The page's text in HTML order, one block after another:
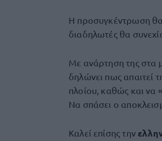
Η προσυγκέντρωση θα
διαδηλωτές θα
Με ανάρτηση της στα
δηλώνει πως απαιτεί
πλοίου, καθώς και να «
Να σπάσει ο
Καλεί επίσης την